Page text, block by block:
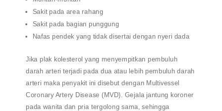
Sakit pada area rahang
Sakit pada bagian punggung
Nafas pendek yang tidak disertai dengan nyeri dada
Jika plak kolesterol yang menyempitkan pembuluh
darah arteri terjadi pada dua atau lebih pembuluh darah
arteri maka penyakit ini disebut dengan Multivessel
Coronary Artery Disease (MVD). Gejala jantung koroner
pada wanita dan pria tergolong sama, sehingga